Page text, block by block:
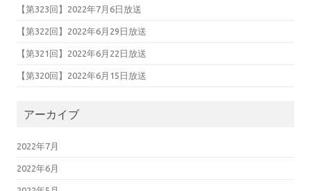
【第323回】2022年7月6日放送
【第322回】2022年6月29日放送
【第321回】2022年6月22日放送
【第320回】2022年6月15日放送
アーカイブ
2022年7月
2022年6月